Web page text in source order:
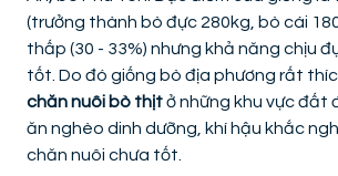
(trưởng thành bò đực 280kg, bò cái
thấp (30 - 33%) nhưng khả năng chịu
tốt. Do đó giống bò địa phương rất
chăn nuôi bò thịtở những khu vực đất
ăn nghèo dinh dưỡng, khí hậu khắc
chăn nuôi chưa tốt.